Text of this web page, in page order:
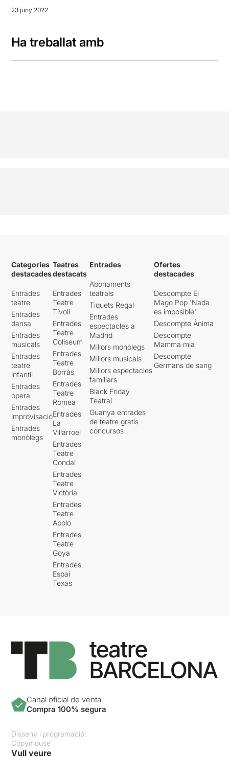
23 juny 2022
Ha treballat amb
Categories
destacades
Entrades
teatre
Entrades
dansa
Entrades
musicals
Entrades
teatre
infantil
Entrades
òpera
Entrades
improvisació
Entrades
monòlegs
Teatres
destacats
Entrades
Teatre
Tívoli
Entrades
Teatre
Coliseum
Entrades
Teatre
Borràs
Entrades
Teatre
Romea
Entrades
La
Villarroel
Entrades
Teatre
Condal
Entrades
Teatre
Victòria
Entrades
Teatre
Apolo
Entrades
Teatre
Goya
Entrades
Espai
Texas
Entrades
Abonaments
teatrals
Tiquets Regal
Entrades
espectacles a
Madrid
Millors monòlegs
Millors musicals
Millors espectacles
familiars
Black Friday
Teatral
Guanya entrades
de teatre gratis -
concursos
Ofertes
destacades
Descompte El
Mago Pop 'Nada
es imposible'
Descompte Ànima
Descompte
Mamma mia
Descompte
Germans de sang
Canal oficial de venta
Compra 100% segura
Disseny i programació:
Copymouse
Vull veure